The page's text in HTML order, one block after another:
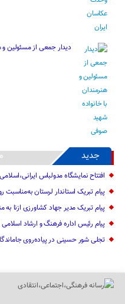
دیدار جمعی از مسئولین
جدید
افتتاح نمایشگاه مدولباس ایرانی،اسلامی
پیام تبریک استاندار لرستان به‌مناسبت
پیام تبریک مدیر جهاد کشاورزی ازنا به
پیام رئیس اداره فرهنگ و ارشاد اسلامی
تجلی شور حسینی در پیاده‌روی